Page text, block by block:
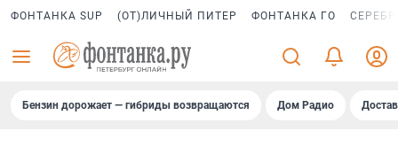
ФОНТАНКА SUP (ОТ)ЛИЧНЫЙ ПИТЕР ФОНТАНКА ГО
Бензин дорожает — гибриды возвращаются Дом Радио